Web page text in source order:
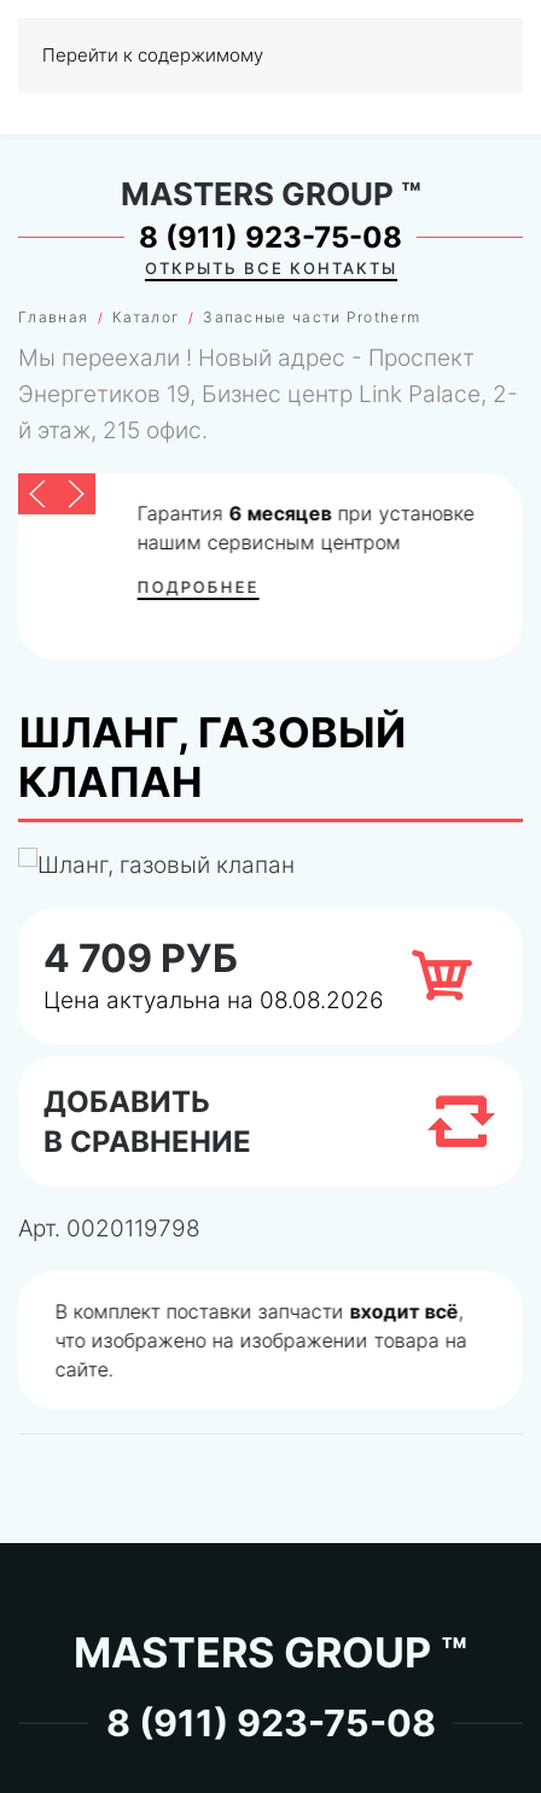
Перейти к содержимому
0
Главная Каталог Запасные части Protherm
MASTERS GROUP ™
8 (911) 923-75-08
ОТКРЫТЬ ВСЕ КОНТАКТЫ
Мы переехали ! Новый адрес - Проспект
Энергетиков 19, Бизнес центр Link Palace, 2-
й этаж, 215 офис.
Гарантия 6 месяцевпри установке
нашим сервисным центром
ПОДРОБНЕЕ
ШЛАНГ, ГАЗОВЫЙ
КЛАПАН
4 709 РУБ
Цена актуальна на 08.08.2026
ДОБАВИТЬ
В СРАВНЕНИЕ
Арт. 0020119798
В комплект поставки запчасти входит всё,
что изображено на изображении товара на
сайте.
MASTERS GROUP ™
8 (911) 923-75-08